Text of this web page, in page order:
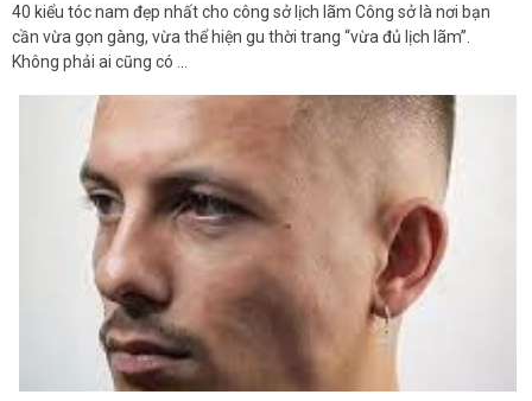
40 kiểu tóc nam đẹp nhất cho công sở lịch lãm Công sở là nơi bạn
cần vừa gọn gàng, vừa thể hiện gu thời trang “vừa đủ lịch lãm”.
Không phải ai cũng có …